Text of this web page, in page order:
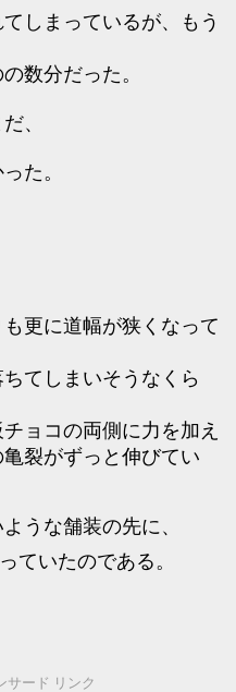
しまっているが、もう
数分だった。
、
た。
更に道幅が狭くなって
てしまいそうなくら
ョコの両側に力を加え
裂がずっと伸びてい
うな舗装の先に、
ていたのである。
サード リンク